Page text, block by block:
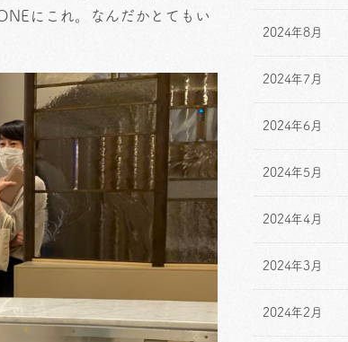
にこれ。なんだかとてもい
2024年8月
2024年7月
2024年6月
2024年5月
2024年4月
2024年3月
2024年2月